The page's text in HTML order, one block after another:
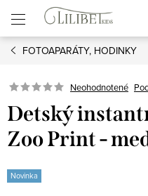
obsah
FOTOAPARÁTY, HODINKY
Neohodnotené
Detský
Zoo Print -
Novinka